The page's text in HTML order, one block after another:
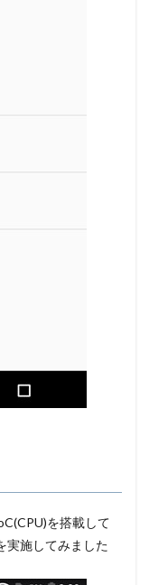
を搭載して
実施してみました